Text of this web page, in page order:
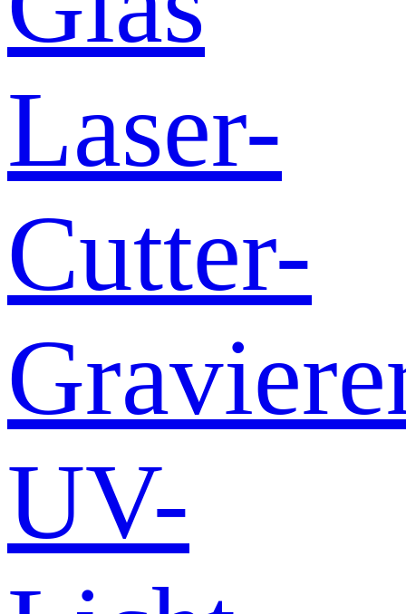
Laser-
Cutter-
UV-